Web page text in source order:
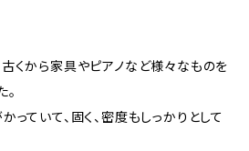
くから家具やピアノなど様々なものを
ていて、固く、密度もしっかりとして